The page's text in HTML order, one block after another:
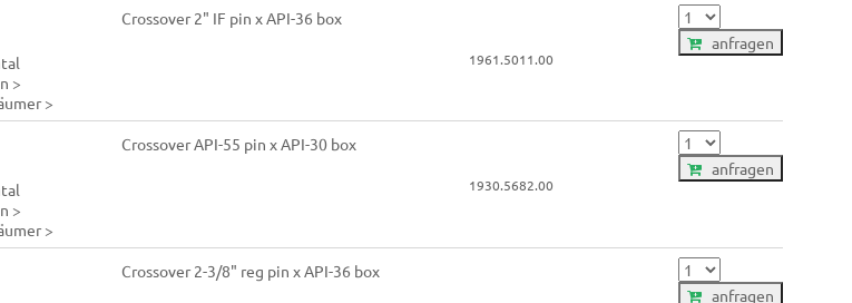
Crossover 2" IF pin x API-36 box
1961.5011.00
anfragen
Crossover API-55 pin x API-30 box
1930.5682.00
anfragen
Crossover 2-3/8" reg pin x API-36 box
anfragen